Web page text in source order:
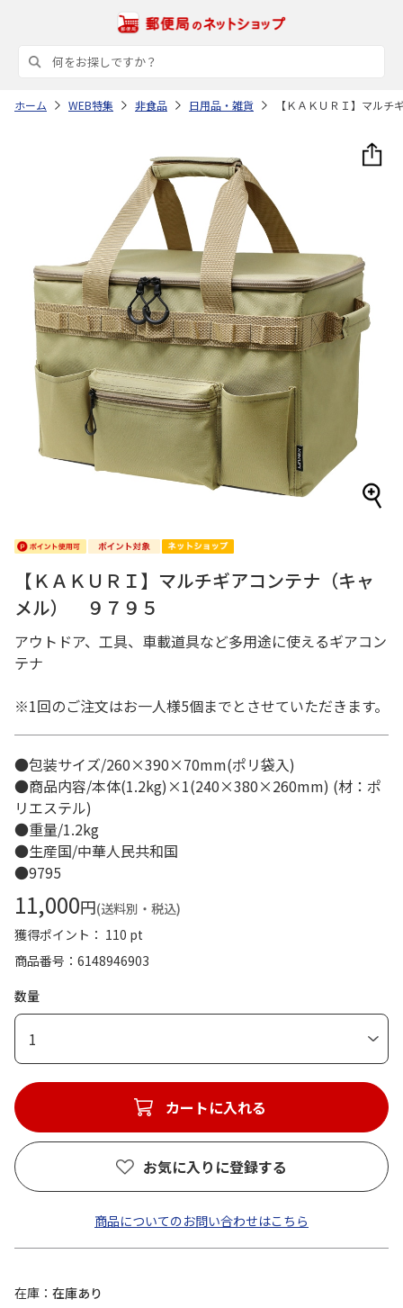
ホーム WEB特集 非食品 日用品・雑貨 【ＫＡＫＵＲＩ】マル
【ＫＡＫＵＲＩ】マルチギアコンテナ（キャ
メル） ９７９５
アウトドア、工具、車載道具など多用途に使えるギアコン
テナ
※1回のご注文はお一人様5個までとさせていただきます。
●包装サイズ/260×390×70mm(ポリ袋入)
●商品内容/本体(1.2kg)×1(240×380×260mm) (材：ポ
リエステル)
●重量/1.2kg
●生産国/中華人民共和国
●9795
11,000円(送料別・税込)
獲得ポイント： 110 pt
商品番号
6148946903
数量
1
カートに入れる
お気に入りに登録する
商品についてのお問い合わせはこちら
在庫
在庫あり